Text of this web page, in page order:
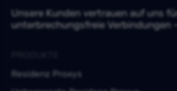
Unsere Kunden vertrauen auf uns
unterbrechungsfreie Verbindungen
Residenz Proxys